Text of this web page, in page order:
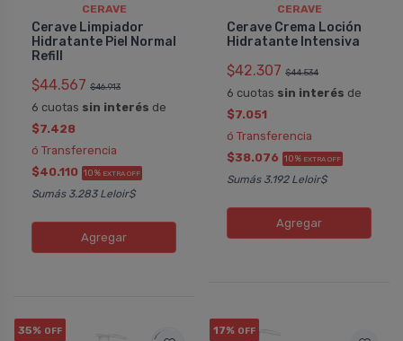
CERAVE
Cerave Limpiador
Hidratante Piel Normal
Refill
$44.567 $46.913
6 cuotas sin interés de
$7.428
ó Transferencia
$40.110 10% EXTRA OFF
Sumás 3.283 Leloir$
Agregar
CERAVE
Cerave Crema Loción
Hidratante Intensiva
$42.307 $44.534
6 cuotas sin interés de
$7.051
ó Transferencia
$38.076 10% EXTRA OFF
Sumás 3.192 Leloir$
Agregar
35% OFF 17% OFF